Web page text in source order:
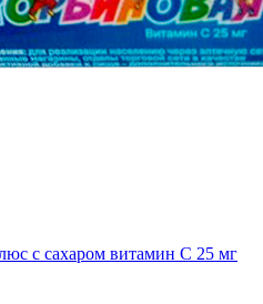
с сахаром витамин С 25 мг